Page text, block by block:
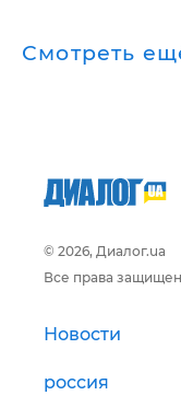
Смотреть
© 2026, Диалог.ua
Все права
Новости
россия